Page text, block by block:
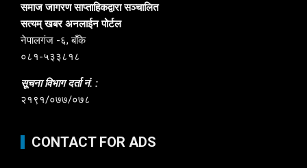
समाज जागरण साप्ताहिकद्वारा सञ्चालित
सत्यम् खबर अनलाईन पोर्टल
नेपालगंज -६, बाँके
०८१-५३३८१८
सूचना विभाग दर्ता नं. :
२१९१/०७७/०७८
CONTACT FOR ADS